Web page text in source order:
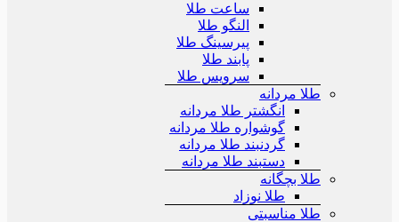
ساعت طلا
النگو طلا
پیرسینگ طلا
پابند طلا
سرویس طلا
طلا مردانه
انگشتر طلا مردانه
گوشواره طلا مردانه
گردنبند طلا مردانه
دستبند طلا مردانه
طلا بچگانه
طلا نوزاد
طلا مناسبتی